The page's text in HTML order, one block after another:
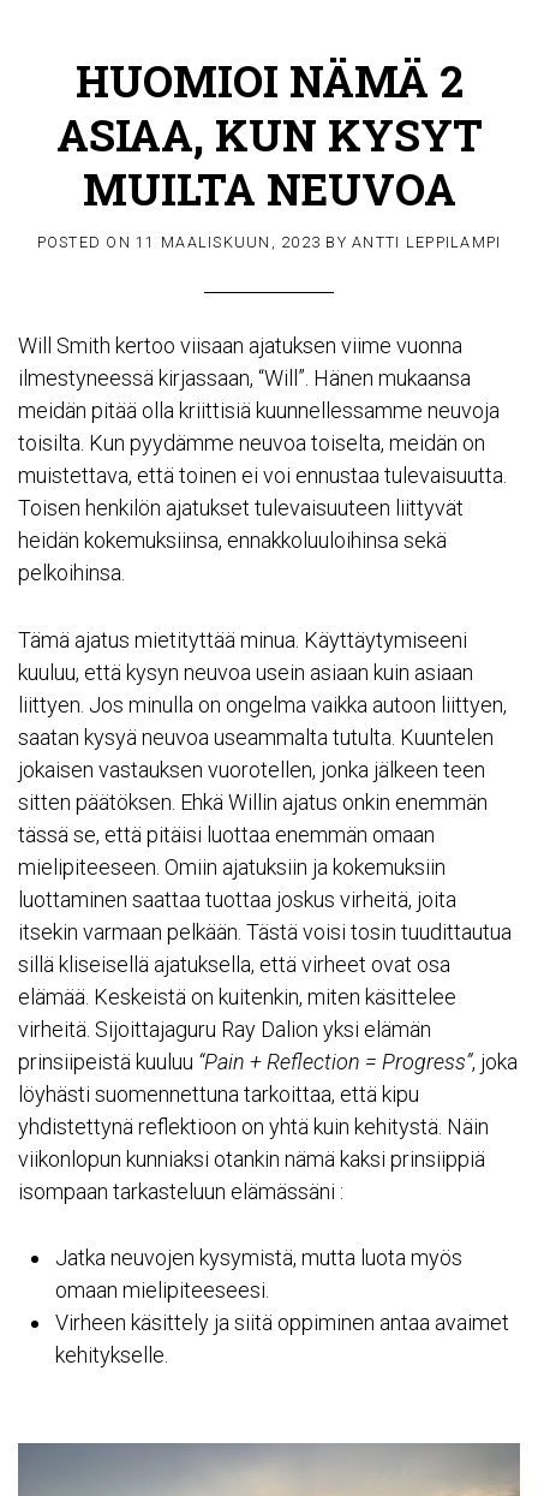
HUOMIOI NÄMÄ 2
ASIAA, KUN KYSYT
MUILTA NEUVOA
POSTED ON11 MAALISKUUN, 2023 BYANTTI LEPPILAMPI
Will Smith kertoo viisaan ajatuksen viime vuonna
ilmestyneessä kirjassaan, “Will” . Hänen mukaansa
meidän pitää olla kriittisiä kuunnellessamme neuvoja
toisilta. Kun pyydämme neuvoa toiselta, meidän on
muistettava, että toinen ei voi ennustaa tulevaisuutta.
Toisen henkilön ajatukset tulevaisuuteen liittyvät
heidän kokemuksiinsa, ennakkoluuloihinsa sekä
pelkoihinsa.
Tämä ajatus mietityttää minua. Käyttäytymiseeni
kuuluu, että kysyn neuvoa usein asiaan kuin asiaan
liittyen. Jos minulla on ongelma vaikka autoon liittyen,
saatan kysyä neuvoa useammalta tutulta. Kuuntelen
jokaisen vastauksen vuorotellen, jonka jälkeen teen
sitten päätöksen. Ehkä Willin ajatus onkin enemmän
tässä se, että pitäisi luottaa enemmän omaan
mielipiteeseen. Omiin ajatuksiin ja kokemuksiin
luottaminen saattaa tuottaa joskus virheitä, joita
itsekin varmaan pelkään. Tästä voisi tosin tuudittautua
sillä kliseisellä ajatuksella, että virheet ovat osa
elämää. Keskeistä on kuitenkin, miten käsittelee
virheitä. Sijoittajaguru Ray Dalion yksi elämän
prinsiipeistä kuuluu “Pain + Reflection = Progress”, joka
löyhästi suomennettuna tarkoittaa, että kipu
yhdistettynä reflektioon on yhtä kuin kehitystä. Näin
viikonlopun kunniaksi otankin nämä kaksi prinsiippiä
isompaan tarkasteluun elämässäni :
Jatka neuvojen kysymistä, mutta luota myös
omaan mielipiteeseesi.
Virheen käsittely ja siitä oppiminen antaa avaimet
kehitykselle.